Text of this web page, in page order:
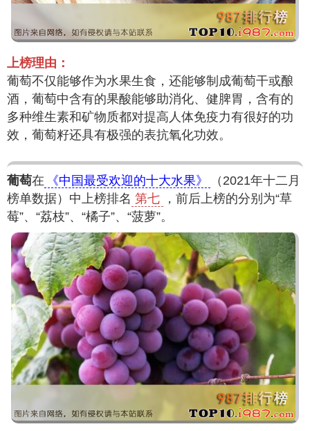
上榜理由：
葡萄不仅能够作为水果生食，还能够制成葡萄干或酿
酒，葡萄中含有的果酸能够助消化、健脾胃，含有的
多种维生素和矿物质都对提高人体免疫力有很好的功
效，葡萄籽还具有极强的表抗氧化功效。
葡萄在 《中国最受欢迎的十大水果》
（2021年十二月
榜单数据）中上榜排名 第七
，前后上榜的分别为“草
莓”、“荔枝”、“橘子”、“菠萝”。